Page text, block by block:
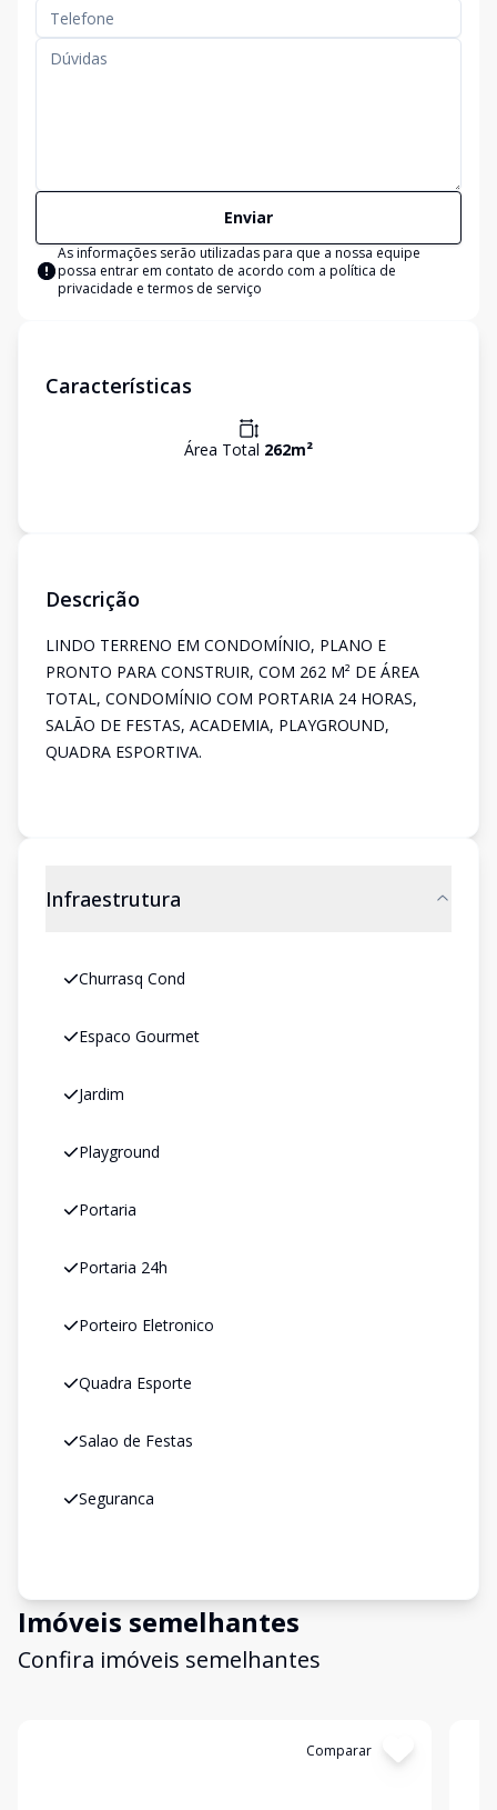
Enviar
As informações serão utilizadas para que a nossa equipe
possa entrar em contato de acordo com a política de
privacidade e termos de serviço
Características
Área Total 262m²
Descrição
LINDO TERRENO EM CONDOMÍNIO, PLANO E
PRONTO PARA CONSTRUIR, COM 262 M² DE ÁREA
TOTAL, CONDOMÍNIO COM PORTARIA 24 HORAS,
SALÃO DE FESTAS, ACADEMIA, PLAYGROUND,
QUADRA ESPORTIVA.
Infraestrutura
Churrasq Cond
Espaco Gourmet
Jardim
Playground
Portaria
Portaria 24h
Porteiro Eletronico
Quadra Esporte
Salao de Festas
Seguranca
Imóveis semelhantes
Confira imóveis semelhantes
Comparar